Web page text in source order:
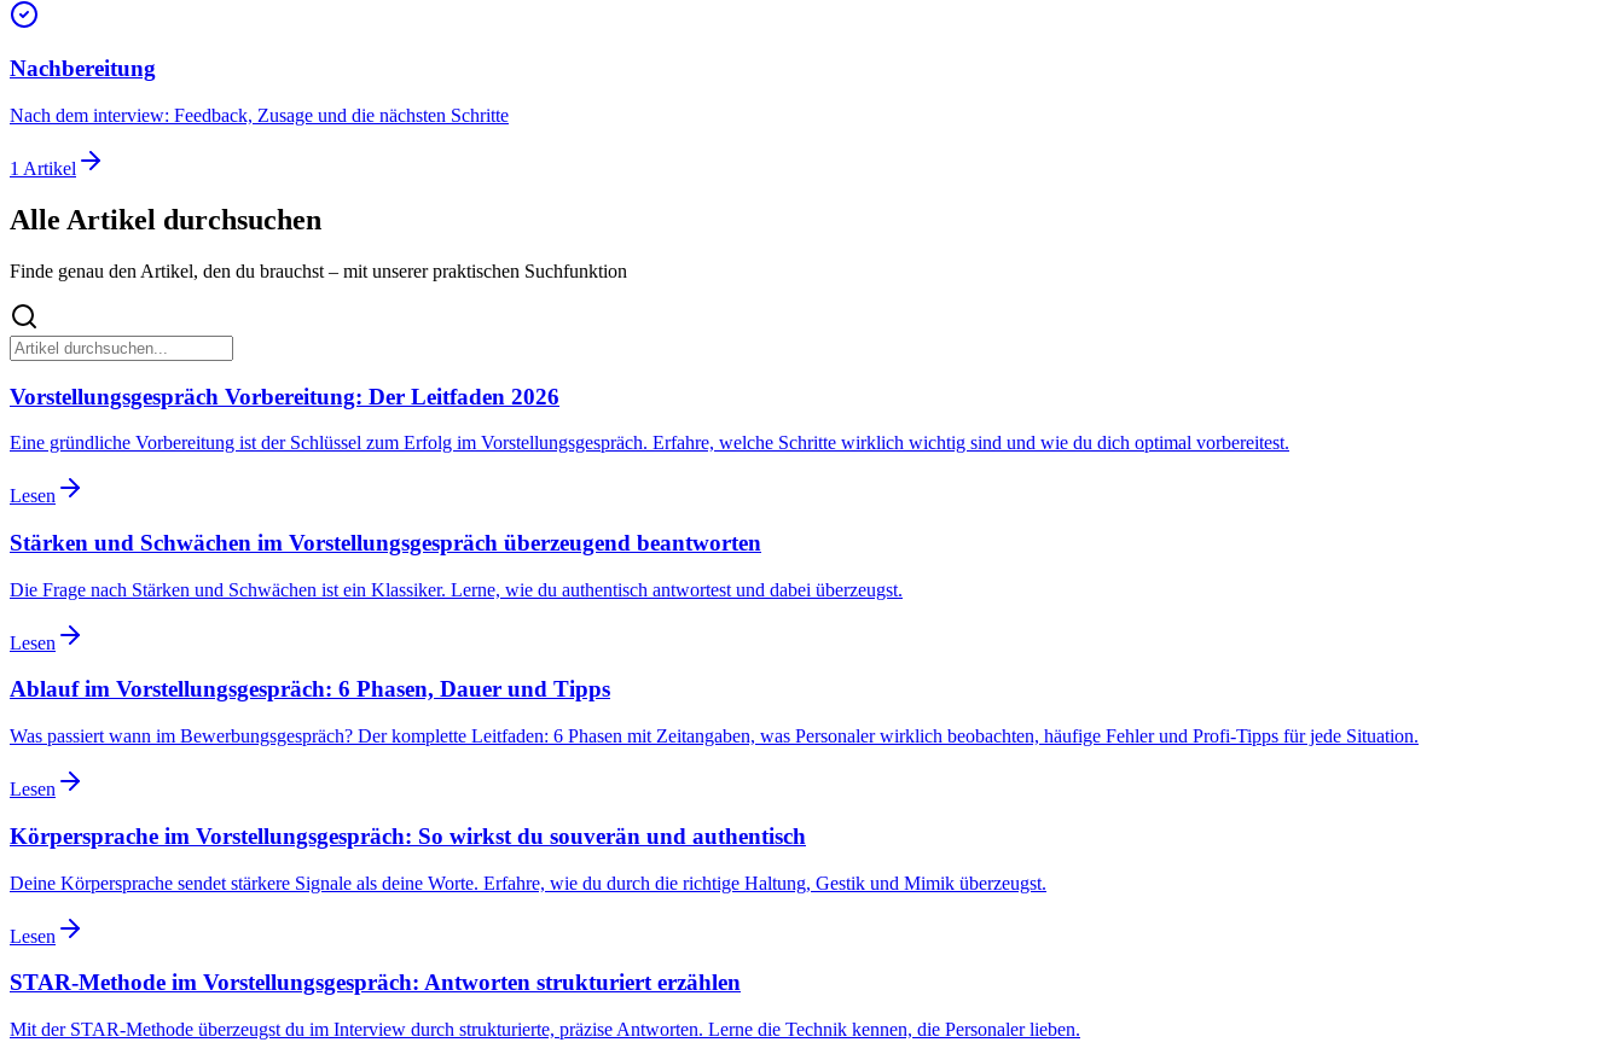
Nachbereitung
Nach dem interview: Feedback, Zusage und die nächsten Schritte
1 Artikel
Alle Artikel durchsuchen
Finde genau den Artikel, den du brauchst – mit unserer praktischen Suchfunktion
Vorstellungsgespräch Vorbereitung: Der Leitfaden 2026
Eine gründliche Vorbereitung ist der Schlüssel zum Erfolg im Vorstellungsgespräch. Erfahre, welche Schritte wirklich wichtig sind und wie du dich optimal vorbereitest.
Lesen
Stärken und Schwächen im Vorstellungsgespräch überzeugend beantworten
Die Frage nach Stärken und Schwächen ist ein Klassiker. Lerne, wie du authentisch antwortest und dabei überzeugst.
Lesen
Ablauf im Vorstellungsgespräch: 6 Phasen, Dauer und Tipps
Was passiert wann im Bewerbungsgespräch? Der komplette Leitfaden: 6 Phasen mit Zeitangaben, was Personaler wirklich beobachten, häufige Fehler und Profi-Tipps für jede Situation.
Lesen
Körpersprache im Vorstellungsgespräch: So wirkst du souverän und authentisch
Deine Körpersprache sendet stärkere Signale als deine Worte. Erfahre, wie du durch die richtige Haltung, Gestik und Mimik überzeugst.
Lesen
STAR-Methode im Vorstellungsgespräch: Antworten strukturiert erzählen
Mit der STAR-Methode überzeugst du im Interview durch strukturierte, präzise Antworten. Lerne die Technik kennen, die Personaler lieben.